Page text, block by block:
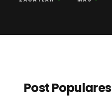
Post Populares